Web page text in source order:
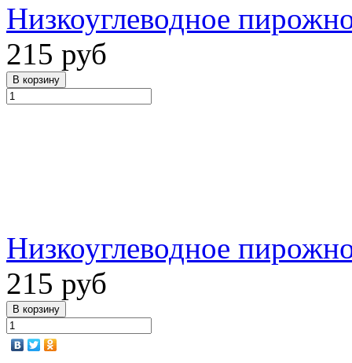
Низкоуглеводное
215 руб
Низкоуглеводное
215 руб